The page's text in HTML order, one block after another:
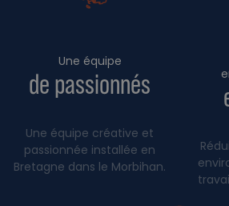
Une équipe
de passionnés
Une équipe créative et
passionnée installée en
Bretagne dans le Morbihan.